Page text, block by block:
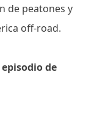
de peatones y
off-road.
de